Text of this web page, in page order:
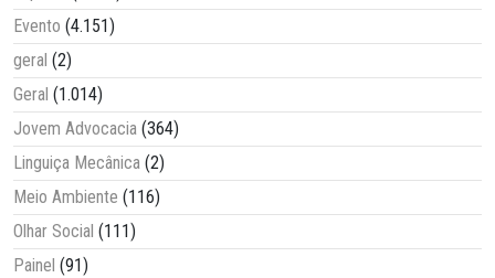
Evento (4.151)
geral (2)
Geral (1.014)
Jovem Advocacia (364)
Linguiça Mecânica (2)
Meio Ambiente (116)
Olhar Social (111)
Painel (91)